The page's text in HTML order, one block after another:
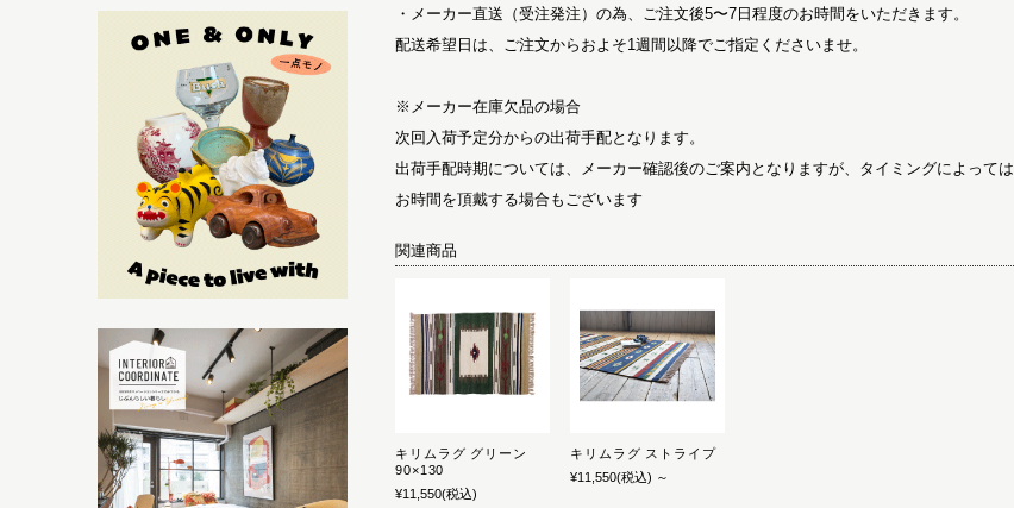
・メーカー直送（受注発注）の為、ご注文後5〜7日程度のお時間をいただきます。
配送希望日は、ご注文からおよそ1週間以降でご指定くださいませ。
※メーカー在庫欠品の場合
次回入荷予定分からの出荷手配となります。
出荷手配時期については、メーカー確認後のご案内となりますが、タイミングによっては
お時間を頂戴する場合もございます
関連商品
キリムラグ グリーン
90×130
¥11,550(税込)
キリムラグ ストライプ
¥11,550(税込) ～